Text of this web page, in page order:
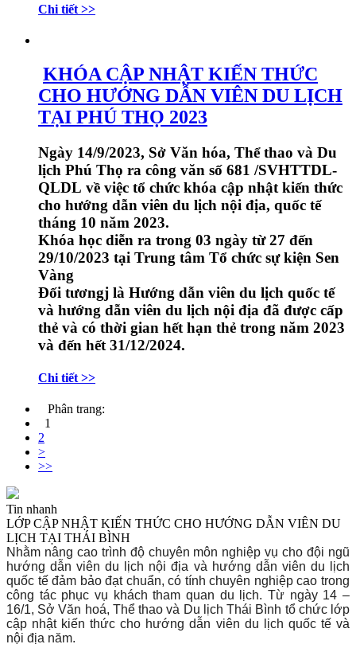
Chi tiết >>
KHÓA CẬP NHẬT KIẾN THỨC
CHO HƯỚNG DẪN VIÊN DU LỊCH
TẠI PHÚ THỌ 2023
Ngày 14/9/2023, Sở Văn hóa, Thể thao và Du
lịch Phú Thọ ra công văn số 681 /SVHTTDL-
QLDL về việc tổ chức khóa cập nhật kiến thức
cho hướng dẫn viên du lịch nội địa, quốc tế
tháng 10 năm 2023.
Khóa học diễn ra trong 03 ngày từ 27 đến
29/10/2023 tại Trung tâm Tổ chức sự kiện Sen
Vàng
Đối tươngj là Hướng dẫn viên du lịch quốc tế
và hướng dẫn viên du lịch nội địa đã được cấp
thẻ và có thời gian hết hạn thẻ trong năm 2023
và đến hết 31/12/2024.
Chi tiết >>
Phân trang:
1
2
>
>>
Tin nhanh
LỚP CẬP NHẬT KIẾN THỨC CHO HƯỚNG DẪN VIÊN DU
LỊCH TẠI THÁI BÌNH
Nhằm nâng cao trình độ chuyên môn nghiệp vụ cho đội ngũ
hướng dẫn viên du lịch nội địa và hướng dẫn viên du lịch
quốc tế đảm bảo đạt chuẩn, có tính chuyên nghiệp cao trong
công tác phục vụ khách tham quan du lịch. Từ ngày 14 –
16/1, Sở Văn hoá, Thể thao và Du lịch Thái Bình tổ chức lớp
cập nhật kiến thức cho hướng dẫn viên du lịch quốc tế và
nội địa năm.